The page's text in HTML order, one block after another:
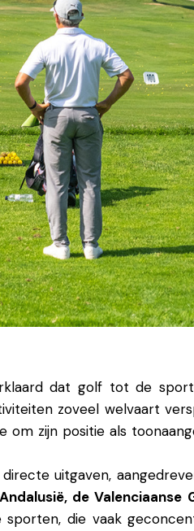
dat golf tot de
zoveel welvaart
om zijn positie als
uitgaven,
Andalusië, de Valenciaanse
sporten, die vaak